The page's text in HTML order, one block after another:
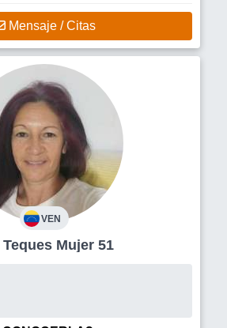
Mensaje / Citas
VEN
Los Teques Mujer 51